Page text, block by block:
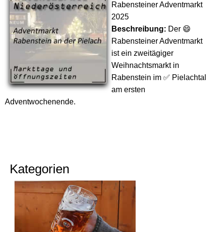
Rabensteiner Adventmarkt
2025
Beschreibung: Der 😄
Rabensteiner Adventmarkt
ist ein zweitägiger
Weihnachtsmarkt in
Rabenstein im ✅ Pielachtal
am ersten
Adventwochenende.
Kategorien